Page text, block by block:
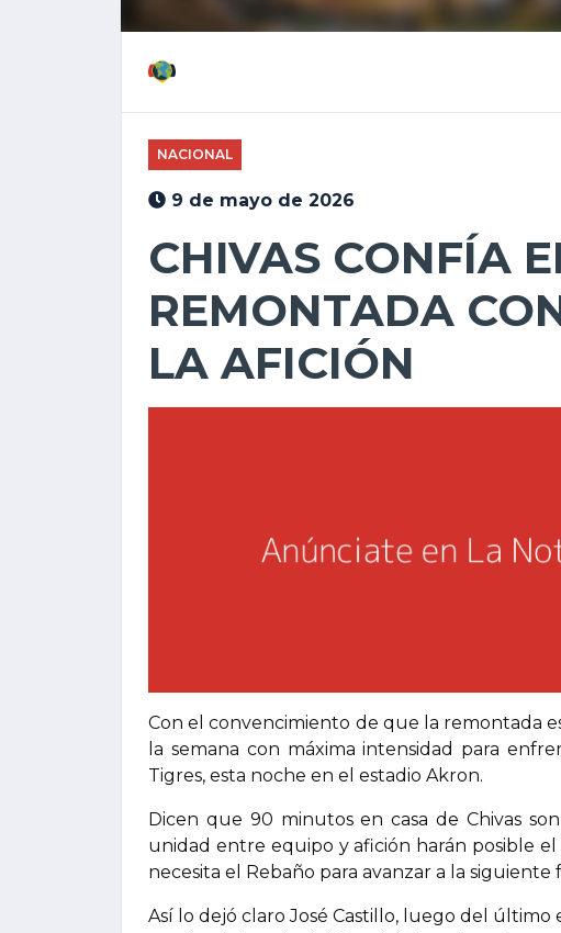
NACIONAL
9 de mayo de 2026
CHIVAS CONFÍA
REMONTADA
LA AFICIÓN
Con el convencimiento de que la remontada
la semana con máxima intensidad para
Tigres, esta noche en el estadio Akron.
Dicen que 90 minutos en casa de Chivas
unidad entre equipo y afición harán posible
necesita el Rebaño para avanzar a la siguiente
Así lo dejó claro José Castillo, luego del